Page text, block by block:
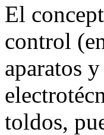
El
control
aparatos
toldos,